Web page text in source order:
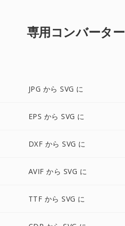
専用コンバーター
JPG から SVG に
EPS から SVG に
DXF から SVG に
AVIF から SVG に
TTF から SVG に